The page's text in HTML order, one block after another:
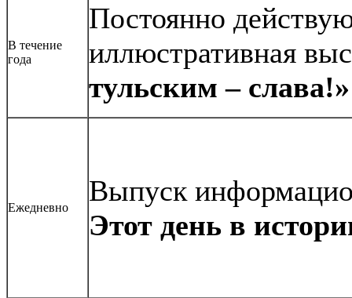
В течение
года
Постоянно
иллюстративная
тульским – слава!»
Ежедневно
Выпуск
Этот день в